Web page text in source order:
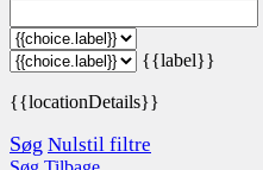
{{label}}
{{locationDetails}}
Søg Nulstil filtre